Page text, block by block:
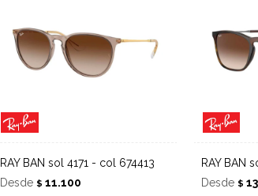
RAY BAN sol 4171 - col 674413
Desde $ 11.100
RAY BAN
Desde$